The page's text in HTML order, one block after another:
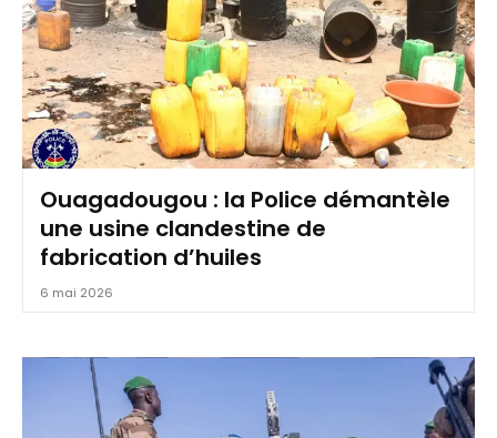
Ouagadougou : la Police démantèle
une usine clandestine de
fabrication d’huiles
6 mai 2026